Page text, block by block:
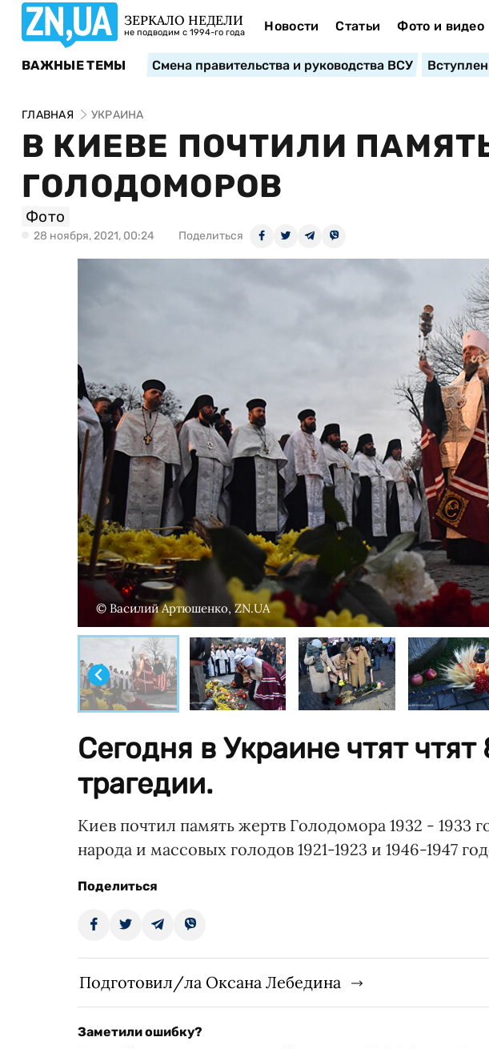
ЗЕРКАЛО НЕДЕЛИ
не подводим с 1994-го года Новости Статьи Фото и видео
ВАЖНЫЕ ТЕМЫ Смена правительства и руководства ВСУ
ГЛАВНАЯ УКРАИНА
В КИЕВЕ ПОЧТИЛИ
ГОЛОДОМОРОВ
Фото
28 ноября, 2021, 00:24 Поделиться
© Василий Артюшенко, ZN.UA
Сегодня в Украине чтят
трагедии.
Киев почтил память жертв Голодомора 1932 - 1933
народа и массовых голодов 1921-1923 и 1946-1947
Поделиться
Подготовил/ла Оксана Лебедина
Заметили ошибку?